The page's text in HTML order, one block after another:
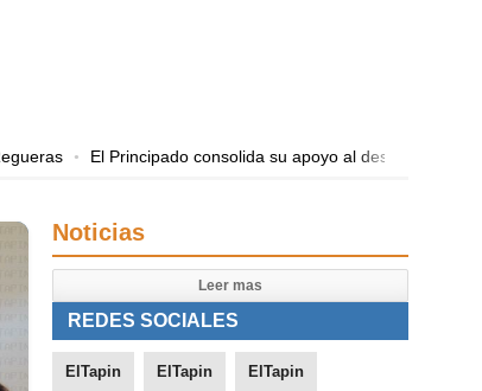
El Principado consolida su apoyo al despegue turístico de
Noticias
Leer mas
REDES SOCIALES
ElTapin ElTapin ElTapin